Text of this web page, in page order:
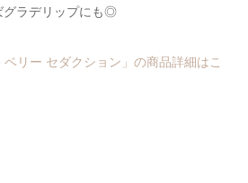
グラデリップにも◎
リー セダクション」の商品詳細はこ